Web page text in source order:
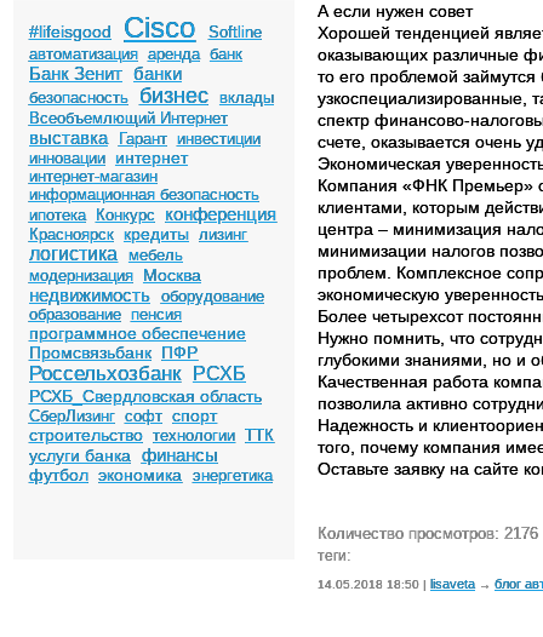
#lifeisgood Cisco
Softline
автоматизация аренда банк
Банк Зенит банки
безопасность бизнес
вклады
Всеобъемлющий Интернет
выставка Гарант инвестиции
инновации
интернет
интернет-магазин
информационная безопасность
ипотека
Конкурс конференция
Красноярск кредиты лизинг
логистика
мебель
модернизация
Москва
недвижимость оборудование
образование пенсия
программное обеспечение
Промсвязьбанк ПФР
Россельхозбанк РСХБ
РСХБ_Свердловская область
СберЛизинг софт спорт
строительство технологии ТТК
услуги банка финансы
футбол экономика энергетика
А если нужен совет
Хорошей тенденцией
оказывающих различные
то его проблемой
узкоспециализированные,
спектр финансово-
счете, оказывается очень
Экономическая
Компания «ФНК Премьер»
клиентами, которым
центра – минимизация
минимизации налогов
проблем. Комплексное
экономическую
Более четырехсот
Нужно помнить, что
глубокими знаниями, но и
Качественная работа
позволила активно
Надежность и
того, почему компания
Оставьте заявку на сайте
Количество просмотров: 2176
теги:
14.05.2018 18:50 | lisaveta → блог